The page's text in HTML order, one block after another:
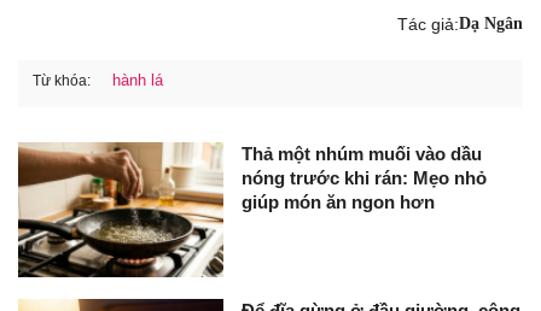
Tác giả:Dạ Ngân
Từ khóa: hành lá
Thả một nhúm muối vào dầu
nóng trước khi rán: Mẹo nhỏ
giúp món ăn ngon hơn